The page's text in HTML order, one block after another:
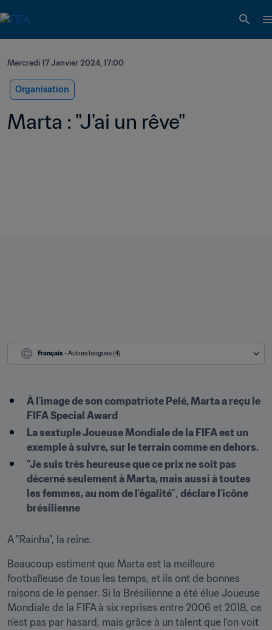
Mercredi 17 Janvier 2024, 17:00
Organisation
Marta : "J'ai un rêve"
Français - Autres langues (4)
À l'image de son compatriote Pelé, Marta a reçu le
FIFA Special Award
La sextuple Joueuse Mondiale de la FIFA est un
exemple à suivre, sur le terrain comme en dehors.
"Je suis très heureuse que ce prix ne soit pas
décerné seulement à Marta, mais aussi à toutes
les femmes, au nom de l'égalité", déclare l'icône
brésilienne
A "Rainha", la reine.
Beaucoup estiment que Marta est la meilleure
footballeuse de tous les temps, et ils ont de bonnes
raisons de le penser. Si la Brésilienne a été élue Joueuse
Mondiale de la FIFA à six reprises entre 2006 et 2018, ce
n'est pas par hasard, mais grâce à un talent que l'on voit